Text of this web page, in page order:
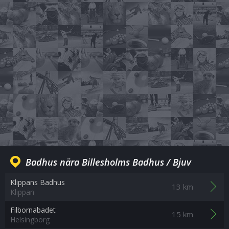
Badhus nära Billesholms Badhus / Bjuv
Klippans Badhus
Klippan
13 km
Filbornabadet
Helsingborg
15 km